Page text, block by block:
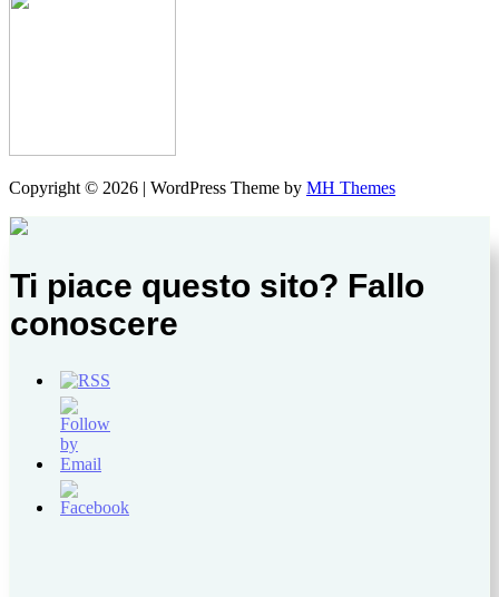
Copyright © 2026 | WordPress Theme by MH Themes
Ti piace questo sito? Fallo
conoscere